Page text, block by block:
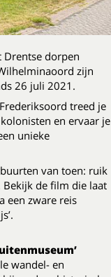
Drentse dorpen
zijn
26 juli 2021.
treed je
en ervaar je
unieke
van toen: ruik
Bekijk de film die laat
een zware reis
wandel- en